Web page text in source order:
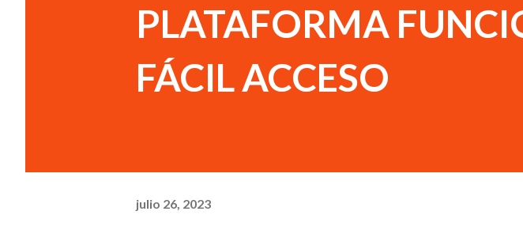
PLATAFORMA
FÁCIL ACCESO
julio 26, 2023